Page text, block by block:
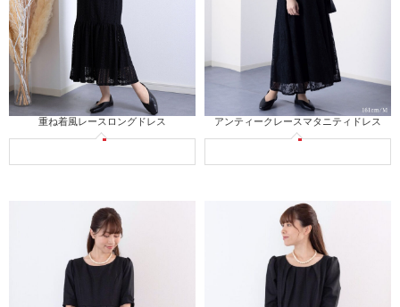
重ね着風レースロングドレス アンティークレースマタニティドレス